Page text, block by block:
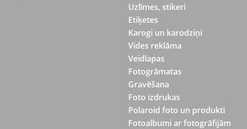
Uzlīmes, stikeri
Etiķetes
Karogi un karodziņi
Vides reklāma
Veidlapas
Fotogrāmatas
Gravēšana
Foto izdrukas
Polaroid foto un produkti
Fotoalbumi ar fotogrāfijām